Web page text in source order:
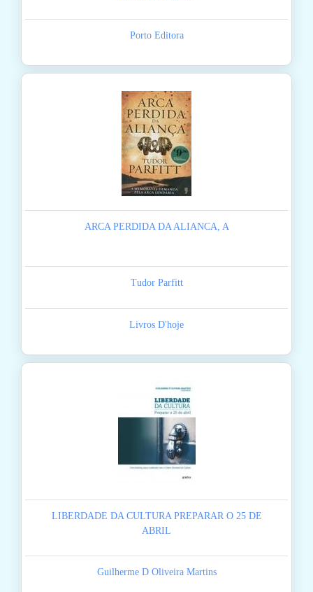
Porto Editora
ARCA PERDIDA DA ALIANCA, A
Tudor Parfitt
Livros D'hoje
LIBERDADE DA CULTURA PREPARAR O 25 DE
ABRIL
Guilherme D Oliveira Martins